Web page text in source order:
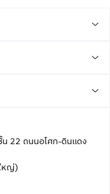
น 22 ถนนอโศก-ดินแดง
หญ่)